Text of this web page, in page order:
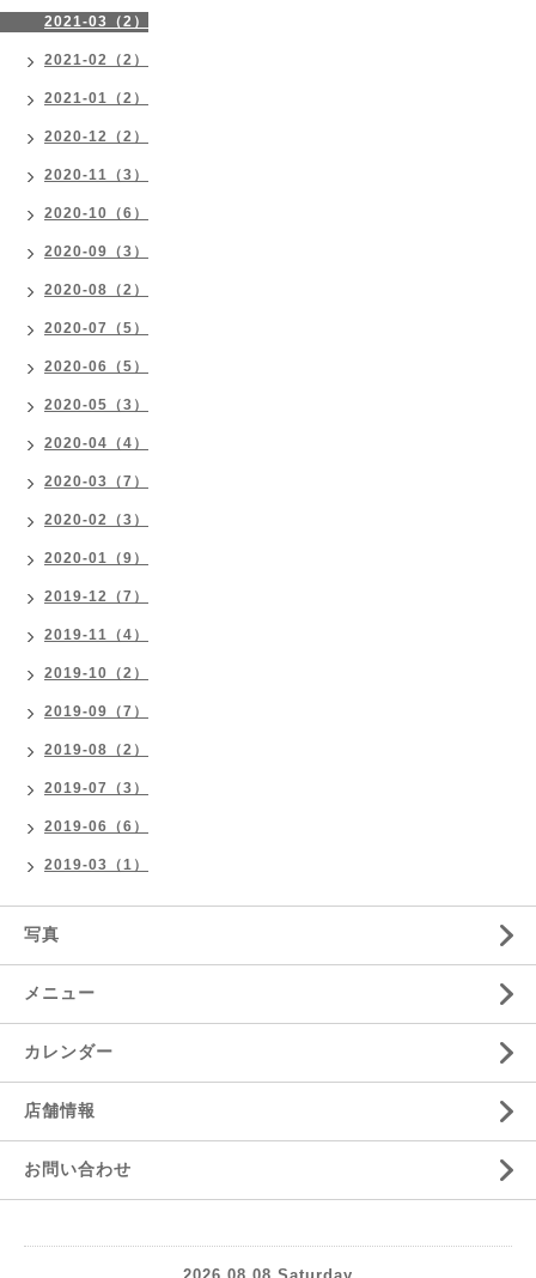
2021-03（2）
2021-02（2）
2021-01（2）
2020-12（2）
2020-11（3）
2020-10（6）
2020-09（3）
2020-08（2）
2020-07（5）
2020-06（5）
2020-05（3）
2020-04（4）
2020-03（7）
2020-02（3）
2020-01（9）
2019-12（7）
2019-11（4）
2019-10（2）
2019-09（7）
2019-08（2）
2019-07（3）
2019-06（6）
2019-03（1）
写真
メニュー
カレンダー
店舗情報
お問い合わせ